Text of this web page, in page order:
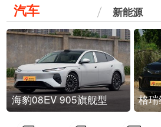
汽车 新能源
海豹08EV 905旗舰型 格